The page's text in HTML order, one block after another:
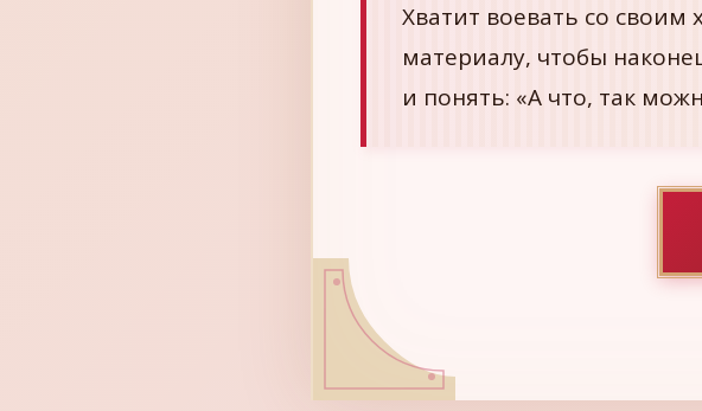
Хватит воевать со
материалу, чтобы
и понять: «А что, так